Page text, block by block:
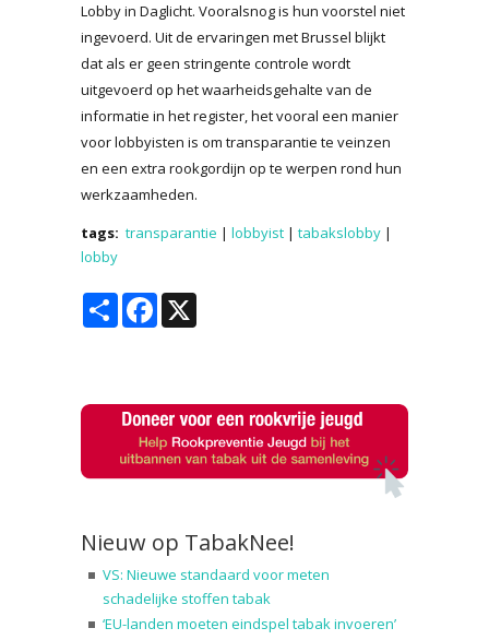
Lobby in Daglicht. Vooralsnog is hun voorstel niet
ingevoerd. Uit de ervaringen met Brussel blijkt
dat als er geen stringente controle wordt
uitgevoerd op het waarheidsgehalte van de
informatie in het register, het vooral een manier
voor lobbyisten is om transparantie te veinzen
en een extra rookgordijn op te werpen rond hun
werkzaamheden.
tags: transparantie | lobbyist | tabakslobby |
lobby
Share Facebook
Nieuw op TabakNee!
VS: Nieuwe standaard voor meten
schadelijke stoffen tabak
‘EU-landen moeten eindspel tabak invoeren’